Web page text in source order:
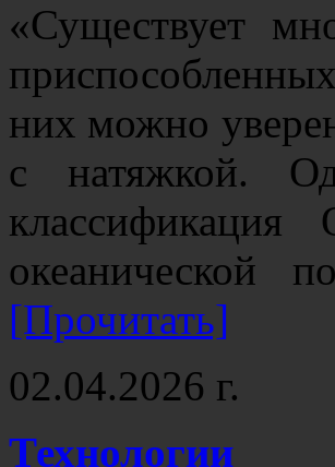
«Существует
них можно
с натяжкой.
океанической
[Прочитать]
02.04.2026 г.
Технологии